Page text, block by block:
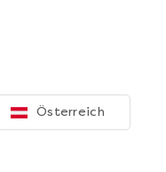
Österreich